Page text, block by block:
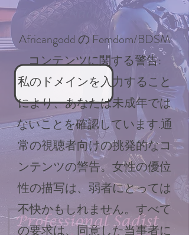
Africangodd の Femdom/BDSM
コンテンツに関する警告:
私のドメインを入力すること
により、あなたは未成年では
ないことを確認しています.通
常の視聴者向けの挑発的なコ
ンテンツの警告。女性の優位
性の描写は、弱者にとっては
不快かもしれません。すべて
の要求は、同意した当事者に